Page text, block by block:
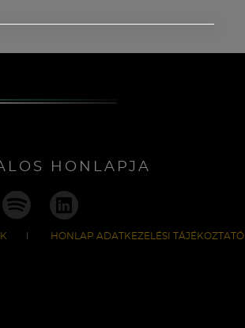
HONLAPJA
HONLAP ADATKEZELÉSI TÁJÉKOZTATÓ